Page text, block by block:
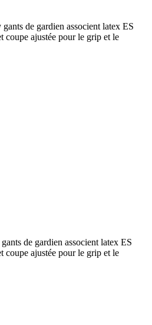
de gardien associent latex ES
coupe ajustée pour le grip et le
de gardien associent latex ES
coupe ajustée pour le grip et le